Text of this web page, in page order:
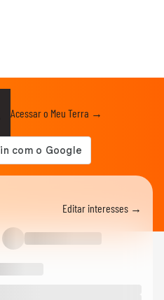
Acessar o Meu Terra →
Editar interesses →